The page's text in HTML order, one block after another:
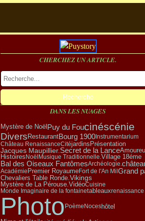
CHERCHEZ UN ARTICLE.
DANS LES NUAGES
Mystère de Noël Puy du Foucinéscénie
Divers RestaurantBourg 1900Instrumentarium
Château RenaissanceCitéjardins Présentation
Jacques Maupillier. Secret de la Lance
Histoires Noël Musique Traditionnelle.Village 18éme
Bal des Oiseaux FantômesArchéologie.
Académie Premier RoyaumeFort de l'An MilGrand
Chevaliers Table Ronde. Vikings
Mystère de La Pérouse.VidéoCuisine
Monde Imaginaire de la fontainetableauxrenaissance
Photo Poème Noceshôtel